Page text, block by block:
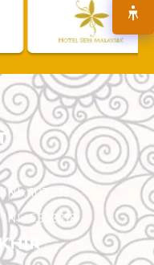
INI : 103,533
INI : 5,506,118